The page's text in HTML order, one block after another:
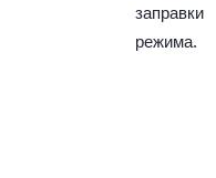
режима.